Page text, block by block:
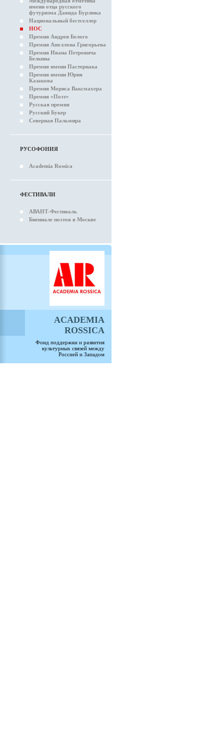
имени отца русского
футуризма Давида Бурлюка
Национальный бестселлер
НОС
Премия Андрея Белого
Премия Аполлона Григорьева
Премия Ивана Петровича
Белкина
Премия имени Пастернака
Премия имени Юрия
Казакова
Премия Мориса Ваксмахера
Премия «Поэт»
Русская премия
Русский Букер
Северная Пальмира
РУСОФОНИЯ
Academia Rossica
ФЕСТИВАЛИ
АВАНТ-Фестиваль
Биеннале поэтов в Москве
ACADEMIA
ROSSICA
Фонд поддержки и развития
культурных связей между
Россией и Западом